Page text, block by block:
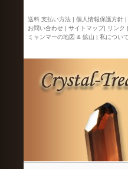
送料 支払い方法 | 個人情報保護方針 |
お問い合わせ | サイトマップ| リンク |
ミャンマーの地図 & 鉱山 | 私につい